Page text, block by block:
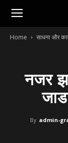
Home साधना और
नजर
By admin-